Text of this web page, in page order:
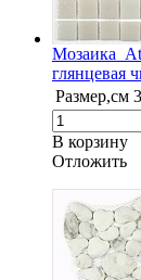
Мозаика
глянцевая
Размер,см
В корзину
Oтложить